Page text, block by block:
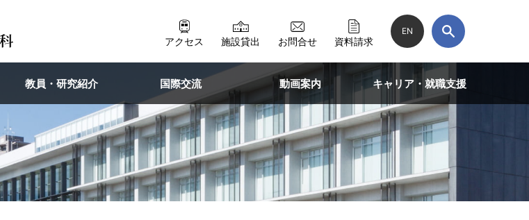
アクセス 施設貸出 お問合せ 資料請求
EN
教員・研究紹介 国際交流 動画案内 キャリア・就職支援